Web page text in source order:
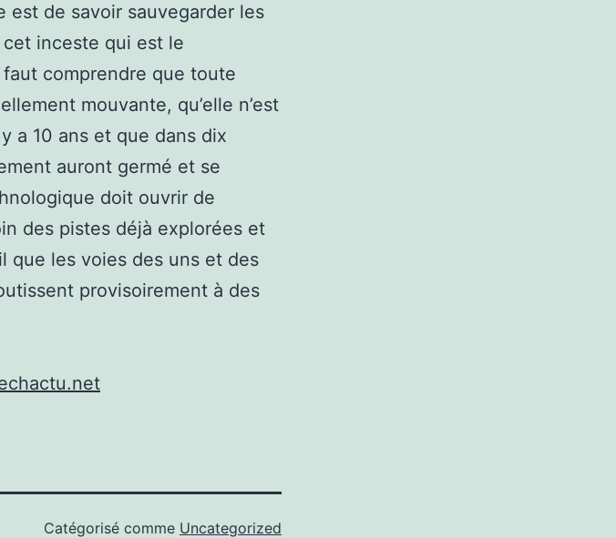
est de savoir sauvegarder les
inceste qui est le
comprendre que toute
mouvante, qu’elle n’est
a 10 ans et que dans dix
auront germé et se
doit ouvrir de
des pistes déjà explorées et
que les voies des uns et des
provisoirement à des
Catégorisé comme Uncategorized